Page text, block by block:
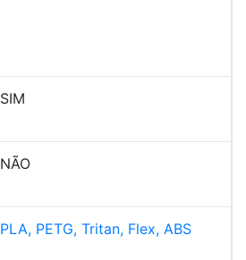
SIM
NÃO
PLA, PETG, Tritan, Flex, ABS